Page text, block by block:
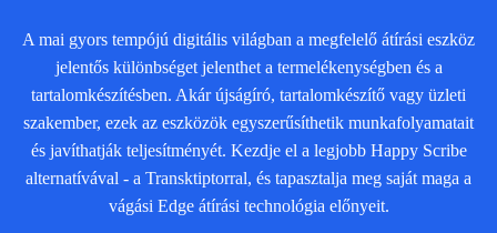
A mai gyors tempójú digitális világban a megfelelő átírási eszköz
jelentős különbséget jelenthet a termelékenységben és a
tartalomkészítésben. Akár újságíró, tartalomkészítő vagy üzleti
szakember, ezek az eszközök egyszerűsíthetik munkafolyamatait
és javíthatják teljesítményét. Kezdje el a legjobb Happy Scribe
alternatívával - a Transktiptorral, és tapasztalja meg saját maga a
vágási Edge átírási technológia előnyeit.